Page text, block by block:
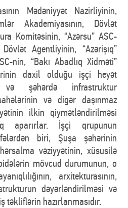
Mədəniyyət Nazirliyinin,
Akademiyasının, Dövlət
Komitəsinin, “Azərsu” ASC-
Agentliyinin, “Azərişıq”
nin, “Bakı Abadlıq Xidməti”
daxil olduğu işçi heyət
və şəhərdə infrastruktur
və digər daşınmaz
ilkin qiymətləndirilməsi
aparırlar. İşçi qrupunun
biri, Şuşa şəhərinin
vəziyyətinin, xüsusilə
mövcud durumunun, o
arxitekturasının,
dəyərləndirilməsi və
təkliflərin hazırlanmasıdır.